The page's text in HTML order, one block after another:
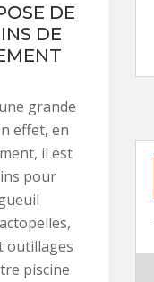
DE
DE
grande
effet, en
il est
pour
outillages
piscine